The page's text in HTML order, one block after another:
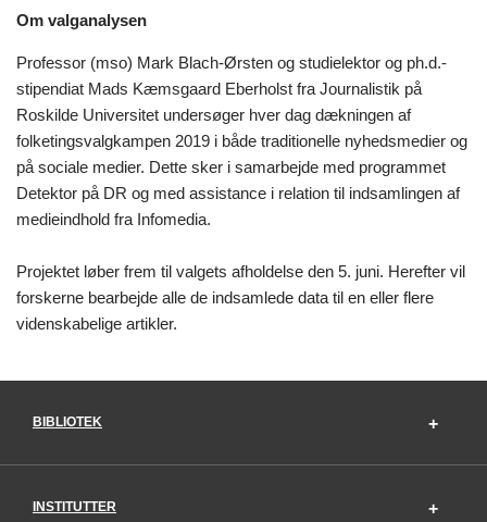
Om valganalysen
Professor (mso) Mark Blach-Ørsten og studielektor og ph.d.-
stipendiat Mads Kæmsgaard Eberholst fra Journalistik på
Roskilde Universitet undersøger hver dag dækningen af
folketingsvalgkampen 2019 i både traditionelle nyhedsmedier og
på sociale medier. Dette sker i samarbejde med programmet
Detektor på DR og med assistance i relation til indsamlingen af
medieindhold fra Infomedia.
Projektet løber frem til valgets afholdelse den 5. juni. Herefter vil
forskerne bearbejde alle de indsamlede data til en eller flere
videnskabelige artikler.
BIBLIOTEK
INSTITUTTER